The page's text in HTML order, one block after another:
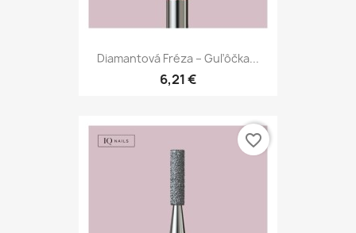
Diamantová Fréza – Guľôčka...
6,21 €
favorite_border